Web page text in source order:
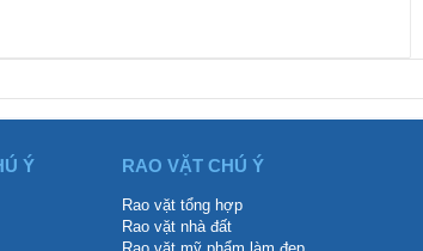
Ý RAO VẶT CHÚ Ý
Rao vặt tổng hợp
Rao vặt nhà đất